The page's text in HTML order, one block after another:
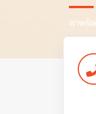
เราพร้